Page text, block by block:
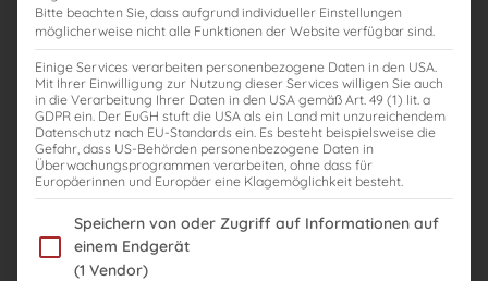
Steuerberaterprüfung: Ablauf des
Steuerberaterexamens
Dr. Jörg Lindemer
Mündliche Prüfung,Steuerberater ,Steuerberaterexamen,
Steuerberaterklausuren
ablauf ,inhalt, klausuren,kurzvortrag
steuerberaterprüfung,
Bitte beachten Sie, dass aufgrund individueller Einstellungen
möglicherweise nicht alle Funktionen der Website verfügbar sind.
Einige Services verarbeiten personenbezogene Daten in den USA.
Mit Ihrer Einwilligung zur Nutzung dieser Services willigen Sie auch
in die Verarbeitung Ihrer Daten in den USA gemäß Art. 49 (1) lit. a
GDPR ein. Der EuGH stuft die USA als ein Land mit unzureichendem
Datenschutz nach EU-Standards ein. Es besteht beispielsweise die
Gefahr, dass US-Behörden personenbezogene Daten in
Überwachungsprogrammen verarbeiten, ohne dass für
Europäerinnen und Europäer eine Klagemöglichkeit besteht.
Im Folgenden finden Sie eine Liste der Zwecke des IAB
Speichern von oder Zugriff auf Informationen auf
einem Endgerät
(1 Vendor)